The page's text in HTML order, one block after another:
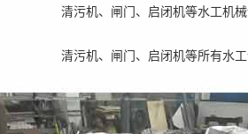
清污机、闸门、启闭机等水工机
清污机、闸门、启闭机等所有水